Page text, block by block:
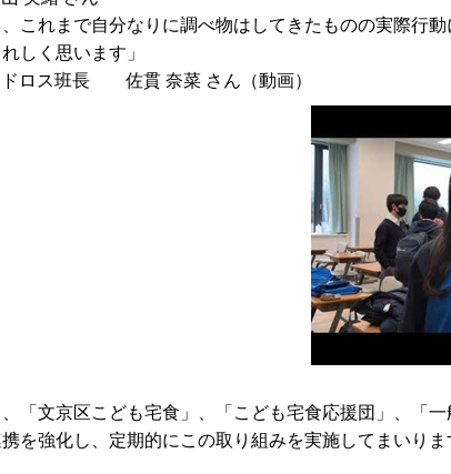
、これまで自分なりに調べ物はしてきたものの実際
しく思います」
ドロス班長 佐貫 奈菜 さん（動画）
「文京区こども宅食」、「こども宅食応援団」、「
を強化し、定期的にこの取り組みを実施してまいりま